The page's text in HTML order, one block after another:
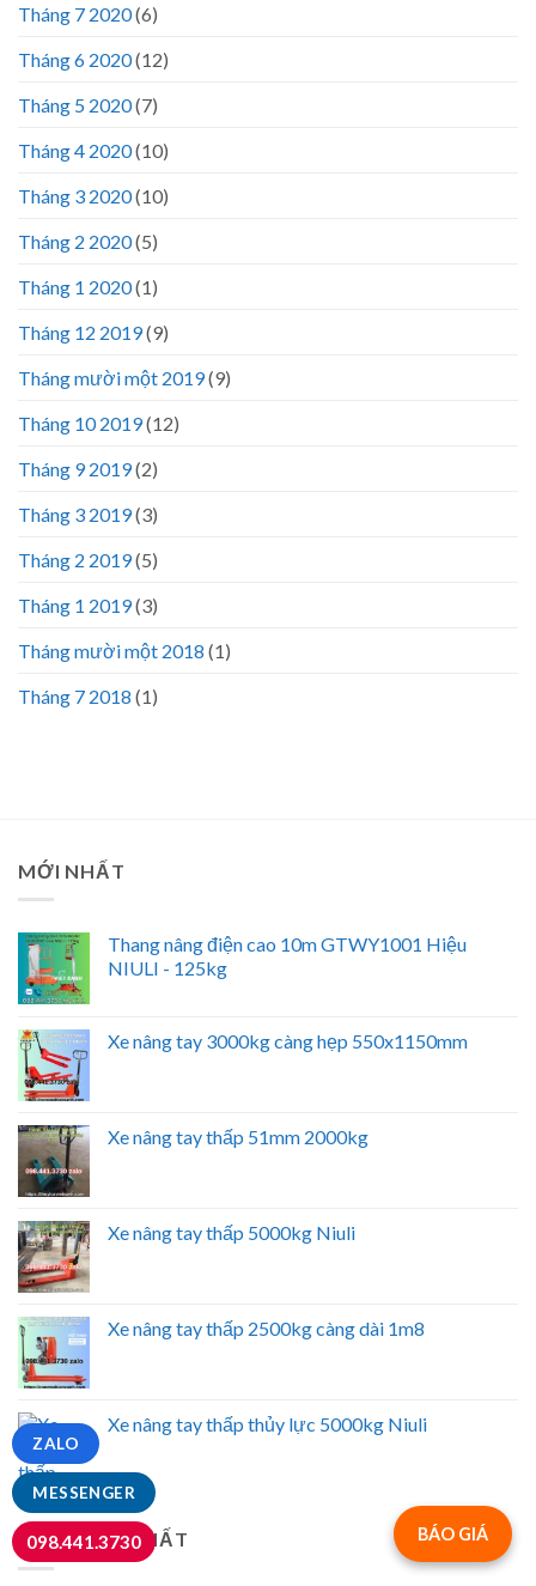
Tháng 7 2020(6)
Tháng 6 2020(12)
Tháng 5 2020(7)
Tháng 4 2020(10)
Tháng 3 2020(10)
Tháng 2 2020(5)
Tháng 1 2020(1)
Tháng 12 2019(9)
Tháng mười một 2019(9)
Tháng 10 2019(12)
Tháng 9 2019(2)
Tháng 3 2019(3)
Tháng 2 2019(5)
Tháng 1 2019(3)
Tháng mười một 2018 (1)
Tháng 7 2018 (1)
MỚI NHẤT
Thang nâng điện cao 10m GTWY1001 Hiệu
NIULI - 125kg
Xe nâng tay 3000kg càng hẹp 550x1150mm
Xe nâng tay thấp 51mm 2000kg
Xe nâng tay thấp 5000kg Niuli
Xe nâng tay thấp 2500kg càng dài 1m8
Xe nâng tay thấp thủy lực 5000kg Niuli
BÁN CHẠY NHẤT BÁO GIÁ
MESSENGER
ZALO
098.441.3730